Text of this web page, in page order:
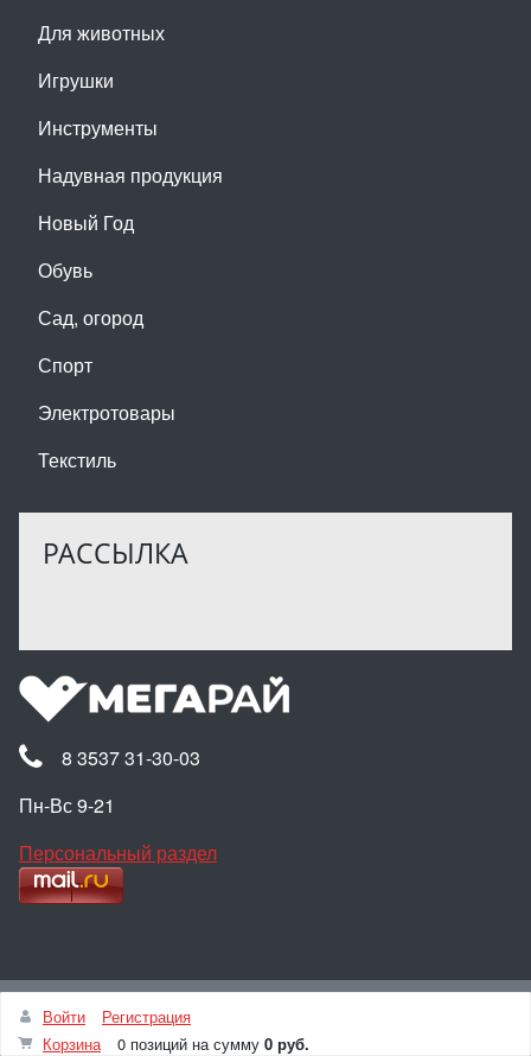
Для животных
Игрушки
Инструменты
Надувная продукция
Новый Год
Обувь
Сад, огород
Спорт
Электротовары
Текстиль
РАССЫЛКА
8 3537 31-30-03
Пн-Вс 9-21
Персональный раздел
© Интернет-магазин МЕГАРАЙ, 2025
Войти
Регистрация
Корзина
0 позиций на сумму 0 руб.